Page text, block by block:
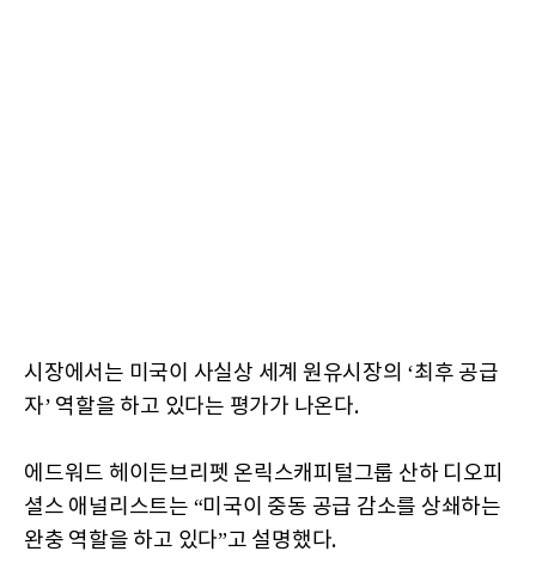
시장에서는 미국이 사실상 세계 원유시장의 ‘최후 공급
자’ 역할을 하고 있다는 평가가 나온다.
에드워드 헤이든브리펫 온릭스캐피털그룹 산하 디오피
셜스 애널리스트는 “미국이 중동 공급 감소를 상쇄하는
완충 역할을 하고 있다”고 설명했다.